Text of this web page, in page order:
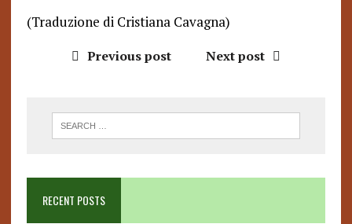
(Traduzione di Cristiana Cavagna)
Previous post Next post
RECENT POSTS